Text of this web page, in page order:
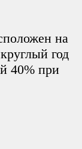
на
год
40% при